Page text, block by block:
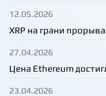
12.05.2026
XRP на грани
27.04.2026
Цена Ethereum
23.04.2026